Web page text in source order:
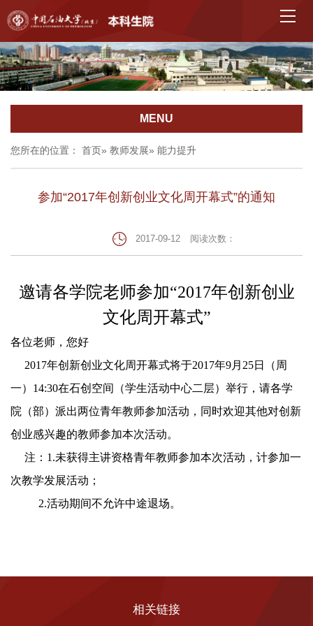
MENU
您所在的位置： 首页» 教师发展» 能力提升
参加“2017年创新创业文化周开幕式”的通知
2017-09-12 阅读次数：
邀请各学院老师参加“2017年创新创业
文化周开幕式”
各位老师，您好
2017年创新创业文化周开幕式将于2017年9月 25日（周
一） 14:30在石创空间（学生活动中心二层）举行 ，请各学
院（部）派出两位青年教师参加活动，同时欢迎其他对创新
创业感兴趣的教师参加本次活动。
注： 1.未获得主讲资格青年教师参加本次活动，计参加一
次教学发展活动；
2.活动期间不允许中途退场。
相关链接